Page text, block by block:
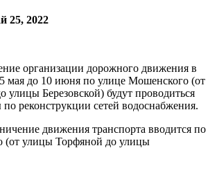
25, 2022
организации дорожного движения в
мая до 10 июня по улице Мошенского (от
улицы Березовской) будут проводиться
реконструкции сетей водоснабжения.